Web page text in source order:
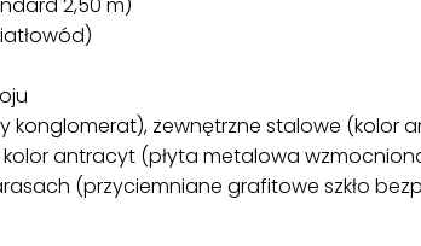
zewnętrzne stalowe (kolor
antracyt (płyta metalowa
(przyciemniane grafitowe szkło